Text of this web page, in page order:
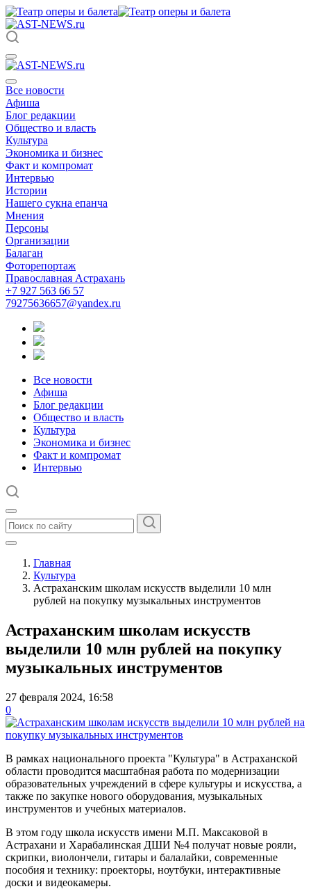
Все новости
Афиша
Блог редакции
Общество и власть
Культура
Экономика и бизнес
Факт и компромат
Интервью
Истории
Нашего сукна епанча
Мнения
Персоны
Организации
Балаган
Фоторепортаж
Православная Астрахань
+7 927 563 66 57
79275636657@yandex.ru
Все новости
Афиша
Блог редакции
Общество и власть
Культура
Экономика и бизнес
Факт и компромат
Интервью
Главная
Культура
Астраханским школам искусств выделили 10 млн
рублей на покупку музыкальных инструментов
Астраханским школам искусств
выделили 10 млн рублей на покупку
музыкальных инструментов
27 февраля 2024, 16:58
0
В рамках национального проекта "Культура" в Астраханской
области проводится масштабная работа по модернизации
образовательных учреждений в сфере культуры и искусства, а
также по закупке нового оборудования, музыкальных
инструментов и учебных материалов.
В этом году школа искусств имени М.П. Максаковой в
Астрахани и Харабалинская ДШИ №4 получат новые рояли,
скрипки, виолончели, гитары и балалайки, современные
пособия и технику: проекторы, ноутбуки, интерактивные
доски и видеокамеры.